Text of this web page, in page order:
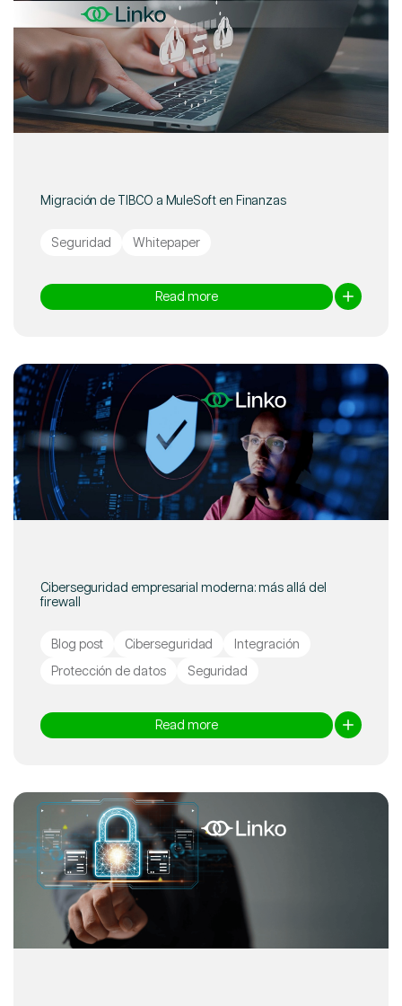
Migración de TIBCO a MuleSoft en Finanzas
Seguridad Whitepaper
Read more
Ciberseguridad empresarial moderna: más allá del
firewall
Blog post Ciberseguridad
Integración
Protección de datos
Seguridad
Read more